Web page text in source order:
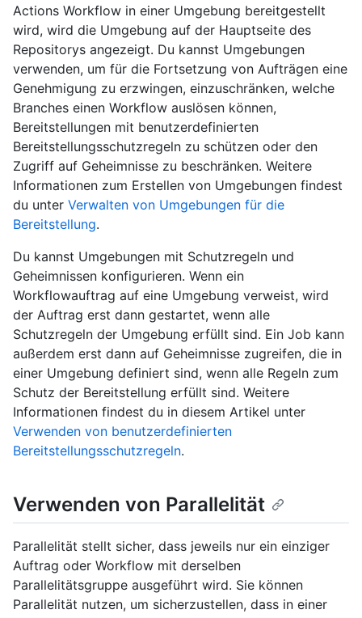
Actions Workflow in einer Umgebung bereitgestellt
wird, wird die Umgebung auf der Hauptseite des
Repositorys angezeigt. Du kannst Umgebungen
verwenden, um für die Fortsetzung von Aufträgen eine
Genehmigung zu erzwingen, einzuschränken, welche
Branches einen Workflow auslösen können,
Bereitstellungen mit benutzerdefinierten
Bereitstellungsschutzregeln zu schützen oder den
Zugriff auf Geheimnisse zu beschränken. Weitere
Informationen zum Erstellen von Umgebungen findest
du unter Verwalten von Umgebungen für die
Bereitstellung.
Du kannst Umgebungen mit Schutzregeln und
Geheimnissen konfigurieren. Wenn ein
Workflowauftrag auf eine Umgebung verweist, wird
der Auftrag erst dann gestartet, wenn alle
Schutzregeln der Umgebung erfüllt sind. Ein Job kann
außerdem erst dann auf Geheimnisse zugreifen, die in
einer Umgebung definiert sind, wenn alle Regeln zum
Schutz der Bereitstellung erfüllt sind. Weitere
Informationen findest du in diesem Artikel unter
Verwenden von benutzerdefinierten
Bereitstellungsschutzregeln.
Verwenden von Parallelität
Parallelität stellt sicher, dass jeweils nur ein einziger
Auftrag oder Workflow mit derselben
Parallelitätsgruppe ausgeführt wird. Sie können
Parallelität nutzen, um sicherzustellen, dass in einer